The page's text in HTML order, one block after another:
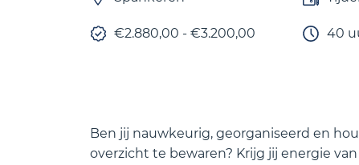
€2.880,00 - €3.200,00 40
Ben jij nauwkeurig, georganiseerd en
overzicht te bewaren? Krijg jij energie